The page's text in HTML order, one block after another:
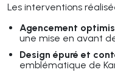
Les interventions
Agencement
une mise en avant
Design épuré et
emblématique de